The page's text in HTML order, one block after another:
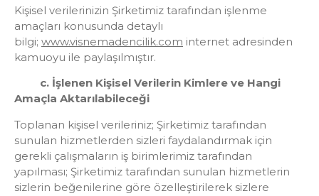
Kişisel verilerinizin Şirketimiz tarafından işlenme
amaçları konusunda detaylı
bilgi; www.visnemadencilik.com internet adresinden
kamuoyu ile paylaşılmıştır.
c. İşlenen Kişisel Verilerin Kimlere ve Hangi
Amaçla Aktarılabileceği
Toplanan kişisel verileriniz; Şirketimiz tarafından
sunulan hizmetlerden sizleri faydalandırmak için
gerekli çalışmaların iş birimlerimiz tarafından
yapılması; Şirketimiz tarafından sunulan hizmetlerin
sizlerin beğenilerine göre özelleştirilerek sizlere